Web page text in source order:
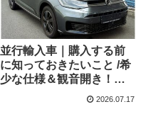
並行輸入車｜購入する前
に知っておきたいこと /希
少な仕様＆観音開き！フ
ォルクスワーゲン キャデ
2026.07.17